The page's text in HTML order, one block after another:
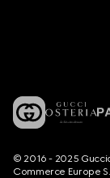
© 2016 - 2025
Commerce Europe